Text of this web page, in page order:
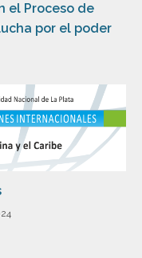
el Proceso de
por el poder